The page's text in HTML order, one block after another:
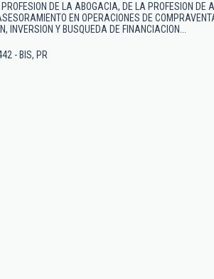
DE LA ABOGACIA, DE LA PROFESION DE
EN OPERACIONES DE
INVERSION Y BUSQUEDA DE FINANCIACION...
- BIS, PR